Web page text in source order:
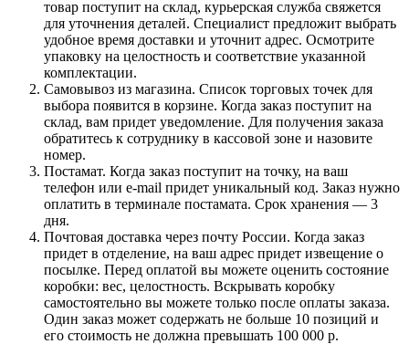
товар поступит на склад, курьерская служба свяжется
для уточнения деталей. Специалист предложит выбрать
удобное время доставки и уточнит адрес. Осмотрите
упаковку на целостность и соответствие указанной
комплектации.
Самовывоз из магазина. Список торговых точек для
выбора появится в корзине. Когда заказ поступит на
склад, вам придет уведомление. Для получения заказа
обратитесь к сотруднику в кассовой зоне и назовите
номер.
Постамат. Когда заказ поступит на точку, на ваш
телефон или e-mail придет уникальный код. Заказ нужно
оплатить в терминале постамата. Срок хранения — 3
дня.
Почтовая доставка через почту России. Когда заказ
придет в отделение, на ваш адрес придет извещение о
посылке. Перед оплатой вы можете оценить состояние
коробки: вес, целостность. Вскрывать коробку
самостоятельно вы можете только после оплаты заказа.
Один заказ может содержать не больше 10 позиций и
его стоимость не должна превышать 100 000 р.